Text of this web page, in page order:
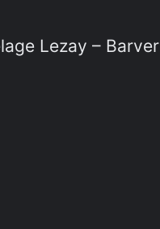
Lezay – Barver